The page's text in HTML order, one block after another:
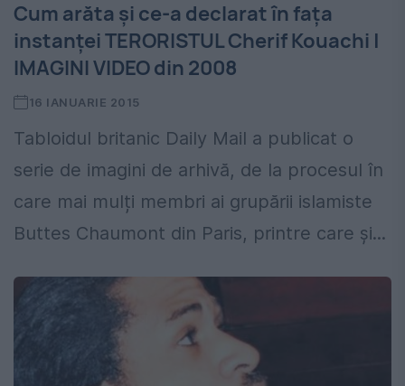
Cum arăta și ce-a declarat în fața
instanței TERORISTUL Cherif Kouachi |
IMAGINI VIDEO din 2008
16 IANUARIE 2015
Tabloidul britanic Daily Mail a publicat o
serie de imagini de arhivă, de la procesul în
care mai mulți membri ai grupării islamiste
Buttes Chaumont din Paris, printre care și...